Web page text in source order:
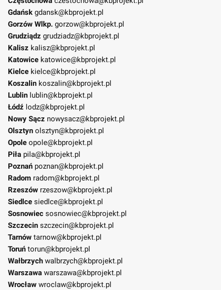
Gdańsk gdansk@kbprojekt.pl
Gorzów Wlkp. gorzow@kbprojekt.pl
Grudziądz grudziadz@kbprojekt.pl
Kalisz kalisz@kbprojekt.pl
Katowice katowice@kbprojekt.pl
Kielce kielce@kbprojekt.pl
Koszalin koszalin@kbprojekt.pl
Lublin lublin@kbprojekt.pl
Łódź lodz@kbprojekt.pl
Nowy Sącz nowysacz@kbprojekt.pl
Olsztyn olsztyn@kbprojekt.pl
Opole opole@kbprojekt.pl
Piła pila@kbprojekt.pl
Poznań poznan@kbprojekt.pl
Radom radom@kbprojekt.pl
Rzeszów rzeszow@kbprojekt.pl
Siedlce siedlce@kbprojekt.pl
Sosnowiec sosnowiec@kbprojekt.pl
Szczecin szczecin@kbprojekt.pl
Tarnów tarnow@kbprojekt.pl
Toruń torun@kbprojekt.pl
Wałbrzych walbrzych@kbprojekt.pl
Warszawa warszawa@kbprojekt.pl
Wrocław wroclaw@kbprojekt.pl